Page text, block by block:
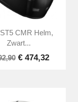
CMR Helm,
Zwart...
€ 474,32